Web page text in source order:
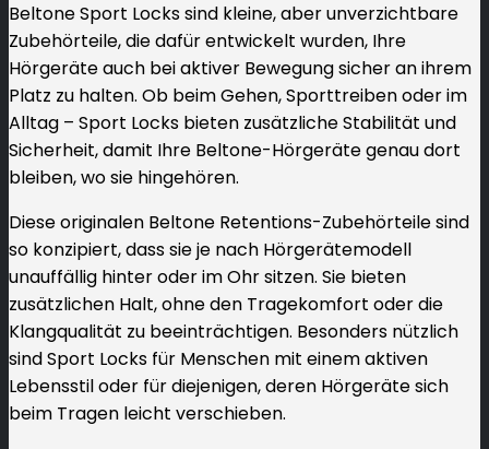
Beltone Sport Locks sind kleine, aber unverzichtbare
Zubehörteile, die dafür entwickelt wurden, Ihre
Hörgeräte auch bei aktiver Bewegung sicher an ihrem
Platz zu halten. Ob beim Gehen, Sporttreiben oder im
Alltag – Sport Locks bieten zusätzliche Stabilität und
Sicherheit, damit Ihre Beltone-Hörgeräte genau dort
bleiben, wo sie hingehören.
Diese originalen Beltone Retentions-Zubehörteile sind
so konzipiert, dass sie je nach Hörgerätemodell
unauffällig hinter oder im Ohr sitzen. Sie bieten
zusätzlichen Halt, ohne den Tragekomfort oder die
Klangqualität zu beeinträchtigen. Besonders nützlich
sind Sport Locks für Menschen mit einem aktiven
Lebensstil oder für diejenigen, deren Hörgeräte sich
beim Tragen leicht verschieben.